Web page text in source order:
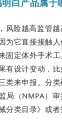
白产品属于
风险越高监管
为它直接接触
固定体外手术
有设计变动，
类来申报。分
局（NMPA）
分类目录》或者